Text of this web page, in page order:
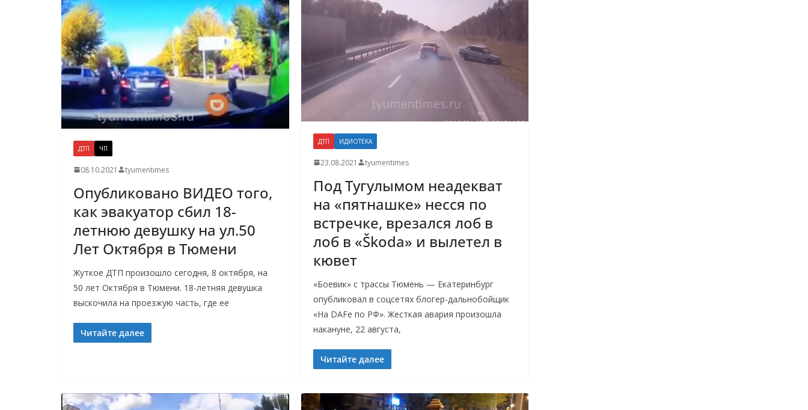
ДТП ЧП
08.10.2021 tyumentimes
Опубликовано ВИДЕО того,
как эвакуатор сбил 18-
летнюю девушку на ул.50
Лет Октября в Тюмени
Жуткое ДТП произошло сегодня, 8 октября, на
50 лет Октября в Тюмени. 18-летняя девушка
выскочила на проезжую часть, где ее
Читайте далее
ДТП ИДИОТЕКА
23.08.2021 tyumentimes
Под Тугулымом неадекват
на «пятнашке» несся по
встречке, врезался лоб в
лоб в «Škoda» и вылетел в
кювет
«Боевик» с трассы Тюмень — Екатеринбург
опубликовал в соцсетях блогер-дальнобойщик
«На DAFe по РФ». Жесткая авария произошла
накануне, 22 августа,
Читайте далее